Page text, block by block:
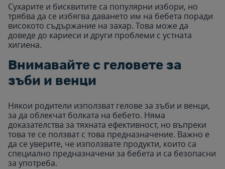
Сухарите и бисквитите са популярни избори, но
трябва да се избягва даването им на бебета поради
високото съдържание на захар. Това може да
доведе до кариеси и други проблеми с устната
хигиена.
Внимавайте с геловете за
зъби и венци
Някои родители използват гелове за зъби и венци,
за да облекчат болката на бебето. Няма
доказателства за тяхната ефективност, но въпреки
това те се ползват с това предназначение. Важно е
да се уверите, че използвате продукти, които са
специално предназначени за бебета и са безопасни
за употреба.